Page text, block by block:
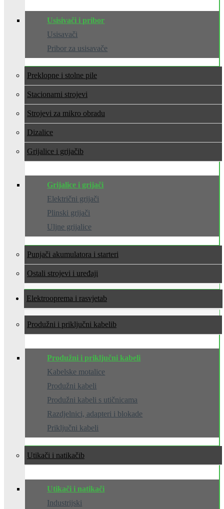
Usisivači i pribor
Usisavači
Pribor za usisavače
Preklopne i stolne pile
Stacionarni strojevi
Strojevi za mikro obradu
Dizalice
Grijalice i grijači
Grijalice i grijači
Električni grijači
Plinski grijači
Uljne grijalice
Punjači akumulatora i starteri
Ostali strojevi i uređaji
Elektrooprema i rasvjeta
Produžni i priključni kabeli
Produžni i priključni kabeli
Kabelske motalice
Produžni kabeli
Produžni kabeli s utičnicama
Razdjelnici, adapteri i blokade
Priključni kabeli
Utikači i natikači
Utikači i natikači
Industrijski